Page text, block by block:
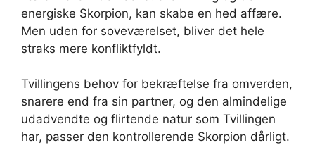
energiske Skorpion, kan skabe en hed affære.
Men uden for soveværelset, bliver det hele
straks mere konfliktfyldt.
Tvillingens behov for bekræftelse fra omverden,
snarere end fra sin partner, og den almindelige
udadvendte og flirtende natur som Tvillingen
har, passer den kontrollerende Skorpion dårligt.